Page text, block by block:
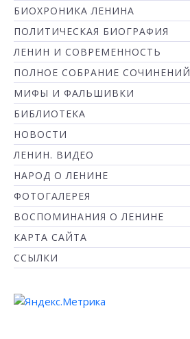
БИОХРОНИКА ЛЕНИНА
ПОЛИТИЧЕСКАЯ БИОГРАФИЯ
ЛЕНИН И СОВРЕМЕННОСТЬ
ПОЛНОЕ СОБРАНИЕ СОЧИНЕНИЙ
МИФЫ И ФАЛЬШИВКИ
БИБЛИОТЕКА
НОВОСТИ
ЛЕНИН. ВИДЕО
НАРОД О ЛЕНИНЕ
ФОТОГАЛЕРЕЯ
ВОСПОМИНАНИЯ О ЛЕНИНЕ
КАРТА САЙТА
ССЫЛКИ